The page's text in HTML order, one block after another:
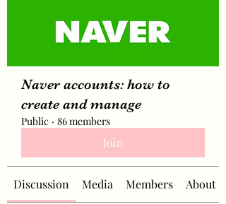
Naver accounts: how to
create and manage
Public · 86 members
Join
Discussion Media Members About